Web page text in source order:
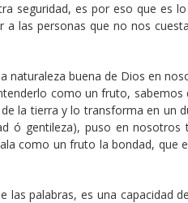
seguridad, es por eso que es
las personas que no nos
naturaleza buena de Dios en
como un fruto, sabemos
la tierra y lo transforma en un
ó gentileza), puso en nosotros
como un fruto la bondad, que
las palabras, es una capacidad